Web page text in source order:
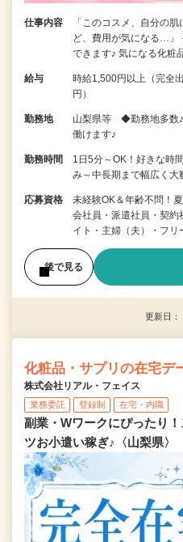
仕事内容
「このコスメ、自分の
ど、費用が気になる…」
できます♪ 気になる化粧
給与
時給1,500円以上（完全
円）
勤務地
山梨県等 ◆勤務地多数♪
働けます♪
勤務時間
1日5分～OK！好きな時
み～中長期まで幅広く大
応募資格
未経験OK＆年齢不問！
会社員・派遣社員・契
イト・主婦（夫）・フ
後で見る
更新日
化粧品・サプリの在宅デ
株式会社リアル・フェイス
業務委託 登録制 在宅・内職
副業・Wワークにぴったり
ツお小遣い稼ぎ♪〈山梨県〉